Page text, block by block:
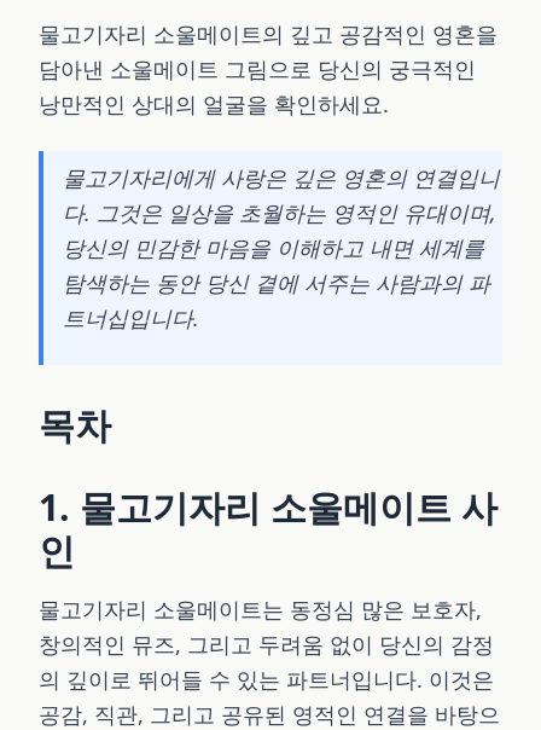
물고기자리 소울메이트의 깊고 공감적인 영혼을
담아낸 소울메이트 그림으로 당신의 궁극적인
낭만적인 상대의 얼굴을 확인하세요.
물고기자리에게 사랑은 깊은 영혼의 연결입니
다. 그것은 일상을 초월하는 영적인 유대이며,
당신의 민감한 마음을 이해하고 내면 세계를
탐색하는 동안 당신 곁에 서주는 사람과의 파
트너십입니다.
목차
1. 물고기자리 소울메이트 사
인
물고기자리 소울메이트는 동정심 많은 보호자,
창의적인 뮤즈, 그리고 두려움 없이 당신의 감정
의 깊이로 뛰어들 수 있는 파트너입니다. 이것은
공감, 직관, 그리고 공유된 영적인 연결을 바탕으